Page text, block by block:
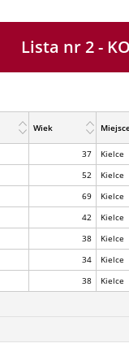
Lista nr 2 -
Wiek
37 Kielce
52 Kielce
69 Kielce
42 Kielce
38 Kielce
34 Kielce
38 Kielce